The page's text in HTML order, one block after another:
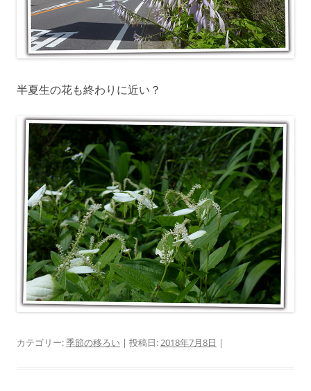
半夏生の花も終わりに近い？
カテゴリー:季節の移ろい | 投稿日: 2018年7月8日 |